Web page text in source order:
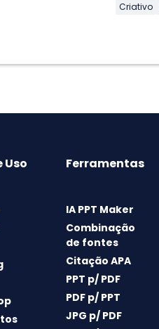
Criativo
Uso Ferramentas
IA PPT Maker
Combinação
de fontes
Citação APA
PPT p/ PDF
PDF p/ PPT
JPG p/ PDF